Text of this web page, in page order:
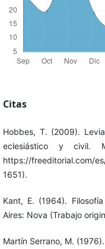
Citas
Hobbes, T. (2009).
eclesiástico y civil.
https://freeditorial.com/
1651).
Kant, E. (1964).
Aires: Nova (Trabajo
Martín Serrano, M.